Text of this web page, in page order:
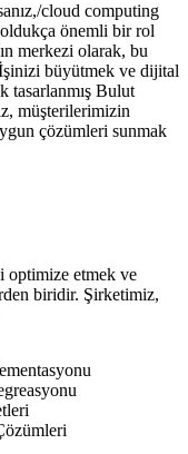
cloud computing
önemli bir rol
merkezi olarak, bu
büyütmek ve dijital
tasarlanmış Bulut
müşterilerimizin
çözümleri sunmak
optimize etmek ve
biridir. Şirketimiz,